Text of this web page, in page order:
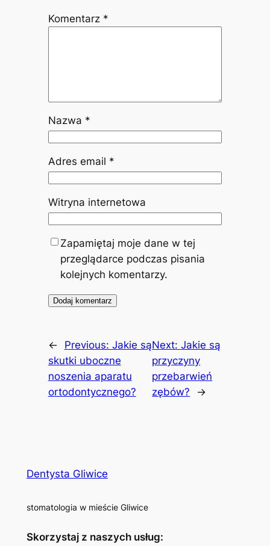
Komentarz *
Nazwa *
Adres email *
Witryna internetowa
Zapamiętaj moje dane w tej
przeglądarce podczas pisania
kolejnych komentarzy.
← Previous: Jakie są
skutki uboczne
noszenia aparatu
ortodontycznego?
Next:Jakie są
przyczyny
przebarwień
zębów?
→
Dentysta Gliwice
stomatologia w mieście Gliwice
Skorzystaj z naszych usług: